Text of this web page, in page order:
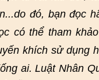
đó, bạn đọc
có thể tham
khích sử dụng
ai. Luật Nhân